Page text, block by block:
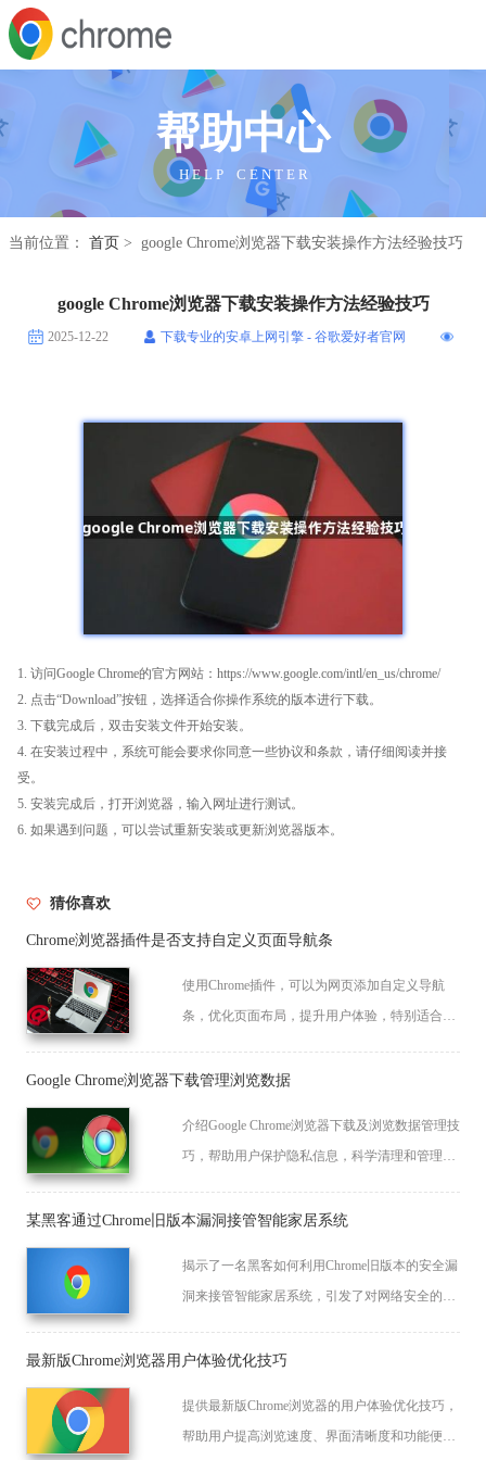
帮助中心
H E L P C E N T E R
当前位置： 首页 > google Chrome浏览器下载安装操作方法经验技巧
google Chrome浏览器下载安装操作方法经验技巧
2025-12-22 下载专业的安卓上网引擎 - 谷歌爱好者官网
1. 访问Google Chrome的官方网站：https://www.google.com/intl/en_us/chrome/
2. 点击“Download”按钮，选择适合你操作系统的版本进行下载。
3. 下载完成后，双击安装文件开始安装。
4. 在安装过程中，系统可能会要求你同意一些协议和条款，请仔细阅读并接
受。
5. 安装完成后，打开浏览器，输入网址进行测试。
6. 如果遇到问题，可以尝试重新安装或更新浏览器版本。
猜你喜欢
Chrome浏览器插件是否支持自定义页面导航条
使用Chrome插件，可以为网页添加自定义导航
条，优化页面布局，提升用户体验，特别适合网
Google Chrome浏览器下载管理浏览数据
介绍Google Chrome浏览器下载及浏览数据管理技
巧，帮助用户保护隐私信息，科学清理和管理浏
某黑客通过Chrome旧版本漏洞接管智能家居系统
揭示了一名黑客如何利用Chrome旧版本的安全漏
洞来接管智能家居系统，引发了对网络安全的关
最新版Chrome浏览器用户体验优化技巧
提供最新版Chrome浏览器的用户体验优化技巧，
帮助用户提高浏览速度、界面清晰度和功能便捷